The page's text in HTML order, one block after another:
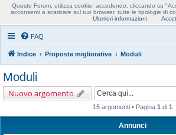
Usobollo forum
FAQ
Indice Proposte migliorative Moduli
Moduli
Nuovo argomento
15 argomenti • Pagina 1 di 1
Annunci
Questo Forum, utilizza cookie; accedendo, cliccando su
acconsenti a scaricare sul tuo browser, tutte le tipologie di
Ulteriori informazioni